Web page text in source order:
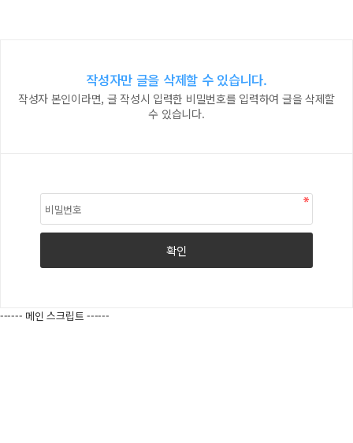
작성자만 글을 삭제할 수 있습니다.
작성자 본인이라면, 글 작성시 입력한 비밀번호를 입력하여 글을 삭제할
수 있습니다.
------ 메인 스크립트 ------